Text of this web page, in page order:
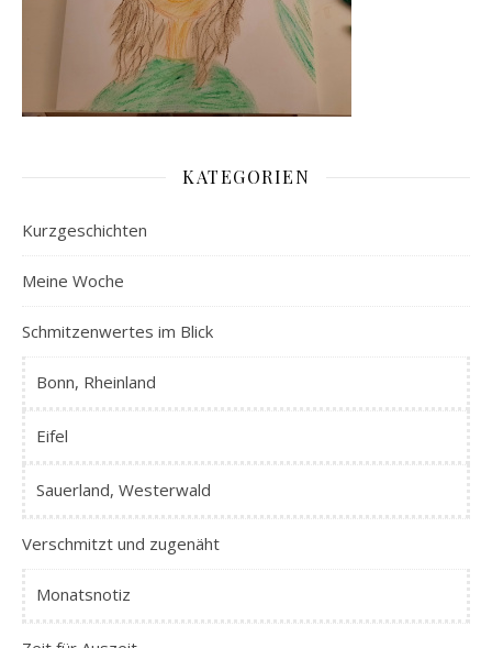
KATEGORIEN
Kurzgeschichten
Meine Woche
Schmitzenwertes im Blick
Bonn, Rheinland
Eifel
Sauerland, Westerwald
Verschmitzt und zugenäht
Monatsnotiz